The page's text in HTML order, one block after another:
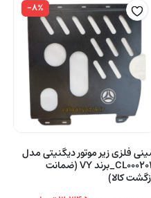
-۸%
فلزی زیر موتور دیگنیتی مدل
CL0002010_برند VY (ضمانت
کالا)